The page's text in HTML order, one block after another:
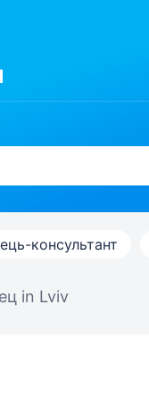
консультант
in Lviv